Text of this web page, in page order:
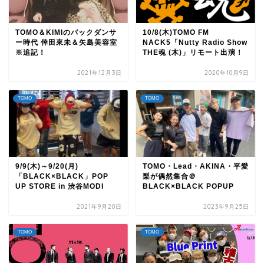
TOMO＆KIMIのバックダンサ
ー時代 倖田來未＆矢島美容室
※追記！
2021年12月3日
10/8(木)TOMO FM
NACK5「Nutty Radio Show
THE魂 (木)」リモート出演！
2020年10月9日
TOMO
9/9(木)～9/20(月)
「BLACK×BLACK」POP
UP STORE in 渋谷MODI
2021年9月20日
TOMO
TOMO・Lead・AKINA・平愛
梨が偶然集合＠
BLACK×BLACK POPUP
2023年9月25日
TOMO TOMO